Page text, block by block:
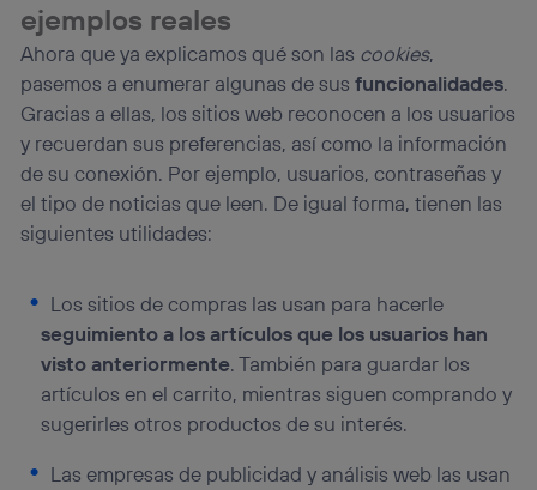
ejemplos reales
Ahora que ya explicamos qué son las cookies,
pasemos a enumerar algunas de susfuncionalidades.
Gracias a ellas, los sitios web reconocen a los usuarios
y recuerdan sus preferencias, así como la información
de su conexión. Por ejemplo, usuarios, contraseñas y
el tipo de noticias que leen. De igual forma, tienen las
siguientes utilidades:
Los sitios de compras las usan para hacerle
seguimiento a los artículos que los usuarios han
visto anteriormente. También para guardar los
artículos en el carrito, mientras siguen comprando y
sugerirles otros productos de su interés.
Las empresas de publicidad y análisis web las usan
visitando el
portal de privacidad de Utiq
(“consenthub”). Para más información, consulta
la política de privacidad de Utiq.